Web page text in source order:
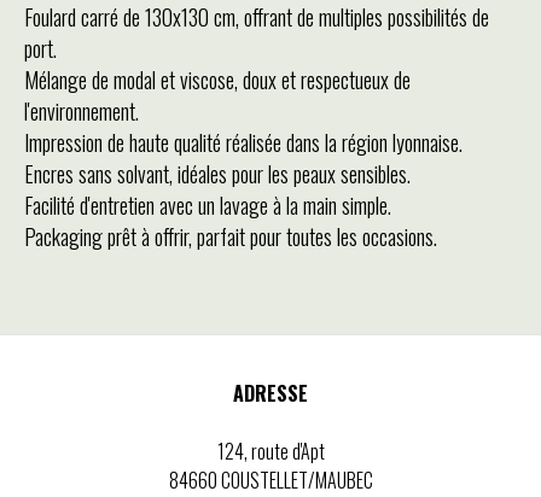
Foulard carré de 130x130 cm, offrant de multiples possibilités de
port.
Mélange de modal et viscose, doux et respectueux de
l'environnement.
Impression de haute qualité réalisée dans la région lyonnaise.
Encres sans solvant, idéales pour les peaux sensibles.
Facilité d'entretien avec un lavage à la main simple.
Packaging prêt à offrir, parfait pour toutes les occasions.
ADRESSE
124, route d'Apt
84660 COUSTELLET/MAUBEC